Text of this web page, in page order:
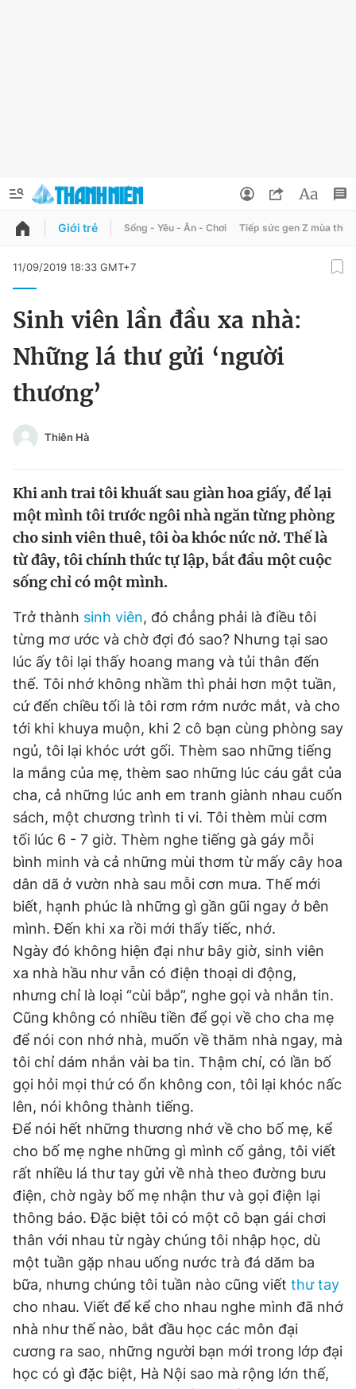
QUẢNG CÁO
Chào ngày mới
Video Magazine
Sản phẩm khác
Thông tin tòa soạn Liên hệ quảng cáo
Đọc Thanh Niên trên điện thoại
Theo dõi báo trên
Hotline
0906 645 777
Liên hệ quảng cáo
0908 780 404
Đặt báo Quảng cáo RSS Tòa soạn Chính sách bảo
Tổng biên tập: Nguyễn Ngọc Toàn
Phó tổng biên tập thường trực: Hải Thành
Phó tổng biên tập: Lâm Hiếu Dũng
Phó tổng biên tập: Trần Việt Hưng
Tổng thư ký tòa soạn: Đức Trung
Giấy phép xuất bản số 110/GP - BTTTT cấp ngày 24.3.2020
© 2003-2026 Bản quyền thuộc về Báo Thanh Niên. Cấm sao
chép dưới mọi hình thức nếu không có sự chấp thuận bằng văn
bản. Phát triển bởi ePi Technologies, JSC.
Đổi mật khẩu
Tin đã lưu
Tin đã xem
Đăng xuất
Giới trẻ Sống - Yêu - Ăn - Chơi Tiếp sức gen Z mùa thi
11/09/2019 18:33 GMT+7
Sinh viên lần đầu xa nhà:
Những lá thư gửi ‘người
thương’
Thiên Hà
Khi anh trai tôi khuất sau giàn hoa giấy, để lại
một mình tôi trước ngôi nhà ngăn từng phòng
cho sinh viên thuê, tôi òa khóc nức nở. Thế là
từ đây, tôi chính thức tự lập, bắt đầu một cuộc
sống chỉ có một mình.
Trở thành sinh viên, đó chẳng phải là điều tôi
từng mơ ước và chờ đợi đó sao? Nhưng tại sao
lúc ấy tôi lại thấy hoang mang và tủi thân đến
thế. Tôi nhớ không nhầm thì phải hơn một tuần,
cứ đến chiều tối là tôi rơm rớm nước mắt, và cho
tới khi khuya muộn, khi 2 cô bạn cùng phòng say
ngủ, tôi lại khóc ướt gối. Thèm sao những tiếng
la mắng của mẹ, thèm sao những lúc cáu gắt của
cha, cả những lúc anh em tranh giành nhau cuốn
sách, một chương trình ti vi. Tôi thèm mùi cơm
tối lúc 6 - 7 giờ. Thèm nghe tiếng gà gáy mỗi
bình minh và cả những mùi thơm từ mấy cây hoa
dân dã ở vườn nhà sau mỗi cơn mưa. Thế mới
biết, hạnh phúc là những gì gần gũi ngay ở bên
mình. Đến khi xa rồi mới thấy tiếc, nhớ.
Ngày đó không hiện đại như bây giờ, sinh viên
xa nhà hầu như vẫn có điện thoại di động,
nhưng chỉ là loại “cùi bắp”, nghe gọi và nhắn tin.
Cũng không có nhiều tiền để gọi về cho cha mẹ
để nói con nhớ nhà, muốn về thăm nhà ngay, mà
tôi chỉ dám nhắn vài ba tin. Thậm chí, có lần bố
gọi hỏi mọi thứ có ổn không con, tôi lại khóc nấc
lên, nói không thành tiếng.
Để nói hết những thương nhớ về cho bố mẹ, kể
cho bố mẹ nghe những gì mình cố gắng, tôi viết
rất nhiều lá thư tay gửi về nhà theo đường bưu
điện, chờ ngày bố mẹ nhận thư và gọi điện lại
thông báo. Đặc biệt tôi có một cô bạn gái chơi
thân với nhau từ ngày chúng tôi nhập học, dù
một tuần gặp nhau uống nước trà đá dăm ba
bữa, nhưng chúng tôi tuần nào cũng viết thư tay
cho nhau. Viết để kể cho nhau nghe mình đã nhớ
nhà như thế nào, bắt đầu học các môn đại
cương ra sao, những người bạn mới trong lớp đại
học có gì đặc biệt, Hà Nội sao mà rộng lớn thế,